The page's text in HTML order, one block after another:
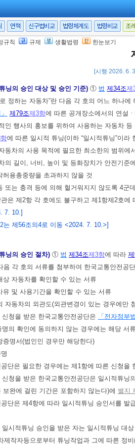
연혁 신구법비교 법령체계도 법령비교 조
규칙 규제 생활법령 한눈보기
[시행 2026. 6.
명하는 서류
6항에 따라 검사기간을 연장하는 경우에는
닝의 승인 대상 및 승인 기준) ① 법 제34조제
정하는 자동차”란 다음 각 호의 어느 하나에
제79조제3항에 따른 공개장소에서의 연설
인 행사의 홍보를 위하여 사용하는 자동차
에 따른 일시적 튜닝(이하 “일시적튜닝”이
동차의 사용 목적에 필요한 최소한의 범위에
의 길이, 너비, 높이 및 등화장치가 안전기준
허용총중량을 초과하지 않을 것
또는 충격 등에 의해 헐거워지지 않도록 4군
은 제2항 각 호에도 불구하고 제1항제2호에
7. 10.]
는 제56조의4로 이동 <2024. 7. 10.>]
닝의 승인 절차) ① 법 제34조제3항에 따라
음 각 호의 서류를 첨부하여 한국교통안전공
상 자동차를 확인할 수 있는 서류
유 및 사용기간을 확인할 수 있는 서류
자동차의 외관도(외관변경이 있는 경우에만
청을 받은 한국교통안전공단은
「전자정부
명의 확인에 동의하지 않는 경우에는 해당 서
증명서(법인인 경우만 해당한다)
단은 필요한 경우에는 제1항에 따른 신청을
청을 받은 한국교통안전공단은 일시적튜닝
보완에 걸린 기간은 포함하지 않는다)에 별지
단은 제4항에 따라 일시적튜닝 승인서를 발
시적튜닝 승인을 받은 자는 일시적튜닝 대상
제작자등으로부터 튜닝작업과 그에 따른 정